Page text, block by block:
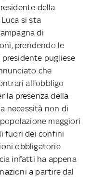
della
si sta
di
prendendo le
presidente pugliese
che
all'obbligo
la presenza della
necessità non di
maggiori
fuori dei confini
obbligatorie
infatti ha appena
a partire dal